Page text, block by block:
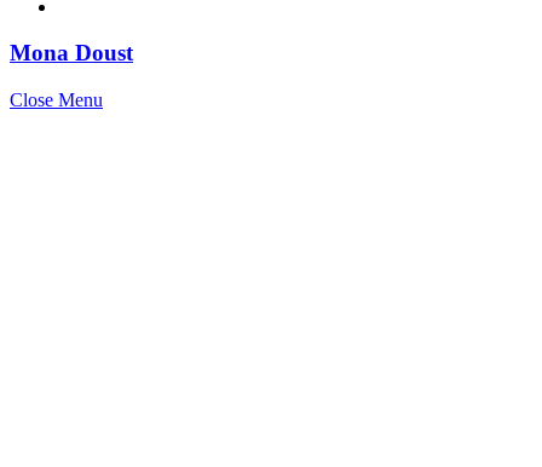
Mona Doust
Close Menu